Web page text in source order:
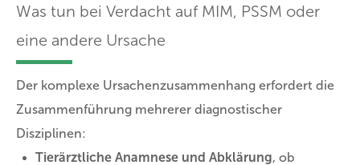
Was tun bei Verdacht auf MIM, PSSM oder
eine andere Ursache
Der komplexe Ursachenzusammenhang erfordert die
Zusammenführung mehrerer diagnostischer
Disziplinen:
Tierärztliche Anamnese und Abklärung, ob